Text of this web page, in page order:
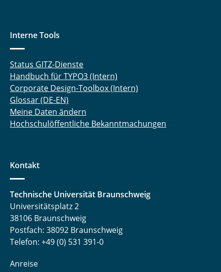
Interne Tools
Status GITZ-Dienste
Handbuch für TYPO3 (Intern)
Corporate Design-Toolbox (Intern)
Glossar (DE-EN)
Meine Daten ändern
Hochschulöffentliche Bekanntmachungen
Kontakt
Technische Universität Braunschweig
Universitätsplatz 2
38106 Braunschweig
Postfach: 38092 Braunschweig
Telefon: +49 (0) 531 391-0
Anreise